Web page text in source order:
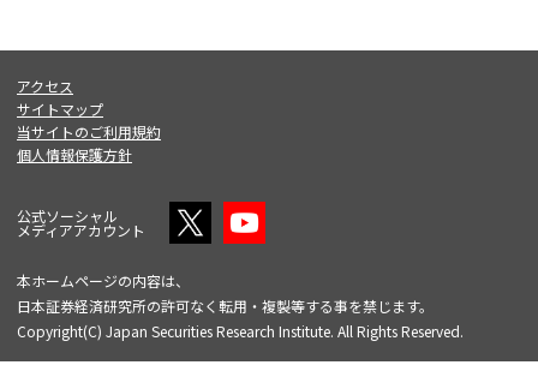
アクセス
サイトマップ
当サイトのご利用規約
個人情報保護方針
公式ソーシャル
メディアアカウント
本ホームページの内容は、
日本証券経済研究所の許可なく転用・複製等する事を禁じます。
Copyright(C) Japan Securities Research Institute. All Rights Reserved.